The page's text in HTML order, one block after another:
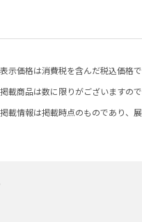
示価格は消費税を含んだ税込価格で
載商品は数に限りがございますの
載情報は掲載時点のものであり、